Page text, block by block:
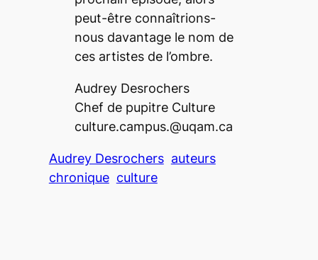
peut-être connaîtrions-
nous davantage le nom de
ces artistes de l’ombre.
Audrey Desrochers
Chef de pupitre Culture
culture.campus.@uqam.ca
Audrey Desrochers auteurs
chronique culture